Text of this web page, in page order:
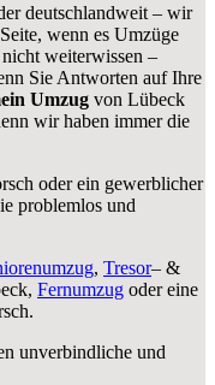
deutschlandweit – wir
wenn es Umzüge
weiterwissen –
Sie Antworten auf Ihre
Umzug von Lübeck
wir haben immer die
oder ein gewerblicher
problemlos und
, Tresor– &
Fernumzug oder eine
unverbindliche und